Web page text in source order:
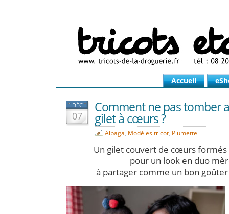
Accueil
DÉC
07
Comment ne pas tomber
gilet à cœurs ?
Alpaga, Modèles tricot, Plumette
Un gilet couvert de cœurs formés
pour un look en duo
à partager comme un bon